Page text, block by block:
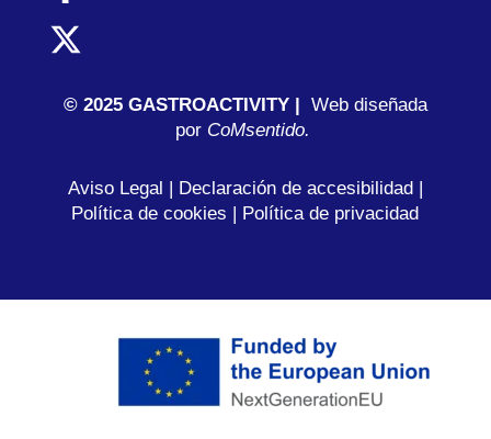
© 2025 GASTROACTIVITY | Web diseñada
porCoMsentido.
Aviso Legal | Declaración de accesibilidad|
Política de cookies | Política de privacidad